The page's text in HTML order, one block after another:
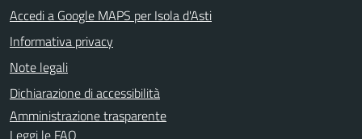
Accedi a Google MAPS per Isola d'Asti
Informativa privacy
Note legali
Dichiarazione di accessibilità
Amministrazione trasparente
Leggi le FAQ